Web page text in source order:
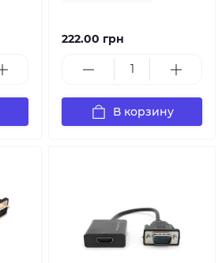
222.00 грн
В корзину